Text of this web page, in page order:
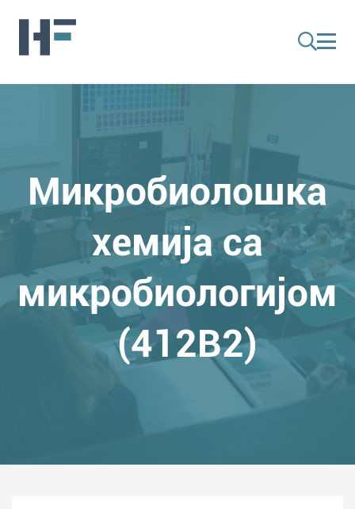
Микробиолошкa
хемија са
микробиологијом
(412B2)